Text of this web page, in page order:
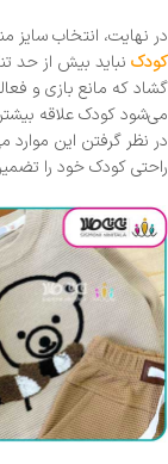
در نهایت، انتخاب سایز
کودک نباید بیش از حد
گشاد که مانع بازی و
می‌شود کودک علاقه
در نظر گرفتن این موارد
راحتی کودک خود را